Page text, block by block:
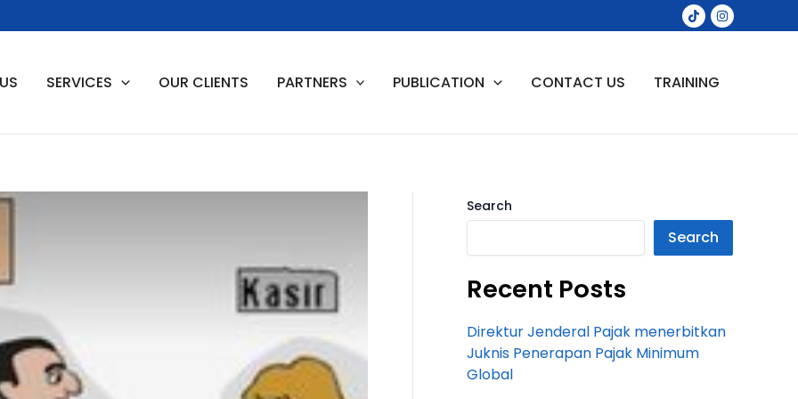
SERVICES OUR CLIENTS PARTNERS PUBLICATION CONTACT US TRAINING
Search
Search
Recent Posts
Direktur Jenderal Pajak menerbitkan
Juknis Penerapan Pajak Minimum
Global